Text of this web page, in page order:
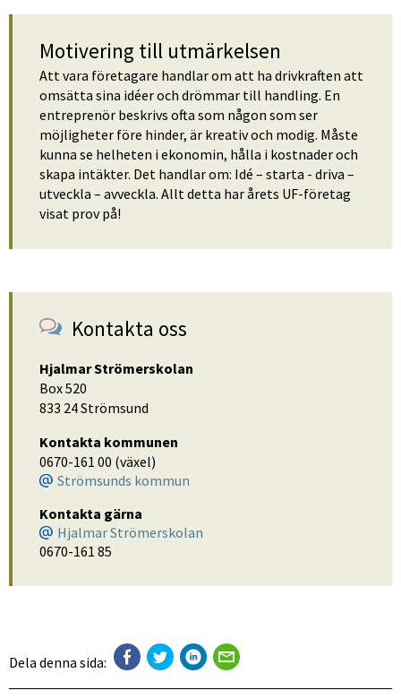
Motivering till utmärkelsen
Att vara företagare handlar om att ha drivkraften att
omsätta sina idéer och drömmar till handling. En
entreprenör beskrivs ofta som någon som ser
möjligheter före hinder, är kreativ och modig. Måste
kunna se helheten i ekonomin, hålla i kostnader och
skapa intäkter. Det handlar om: Idé – starta - driva –
utveckla – avveckla. Allt detta har årets UF-företag
visat prov på!
Kontakta oss
Hjalmar Strömerskolan
Box 520
833 24 Strömsund
Kontakta kommunen
0670-161 00 (växel)
Strömsunds kommun
Kontakta gärna
Hjalmar Strömerskolan
0670-161 85
Dela denna sida: